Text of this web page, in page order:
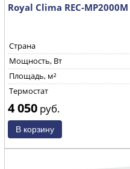
Royal Clima REC-MP2000M
Страна
Mощность, Вт
Площадь, м²
Термостат
4 050 руб.